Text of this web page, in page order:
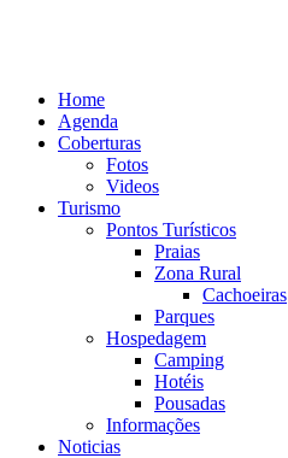
Home
Agenda
Coberturas
Fotos
Videos
Turismo
Pontos Turísticos
Praias
Zona Rural
Cachoeiras
Parques
Hospedagem
Camping
Hotéis
Pousadas
Informações
Noticias